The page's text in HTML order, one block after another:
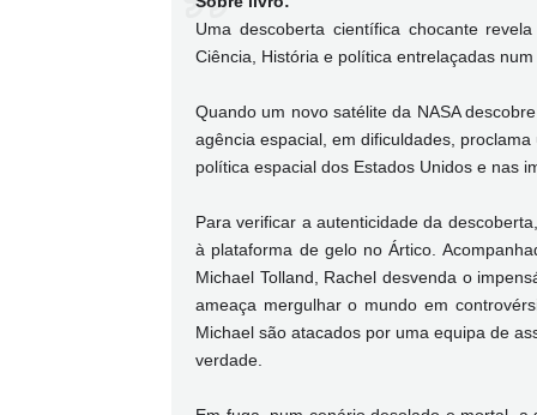
Uma descoberta científica chocante
Ciência, História e política entrelaçadas
Quando um novo satélite da NASA
agência espacial, em dificuldades,
política espacial dos Estados Unidos e nas
Para verificar a autenticidade da
à plataforma de gelo no Ártico.
Michael Tolland, Rachel desvenda o
ameaça mergulhar o mundo em
Michael são atacados por uma equipa de
verdade.